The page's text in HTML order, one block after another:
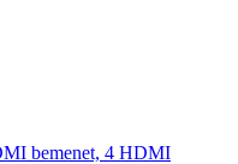
bemenet, 4 HDMI